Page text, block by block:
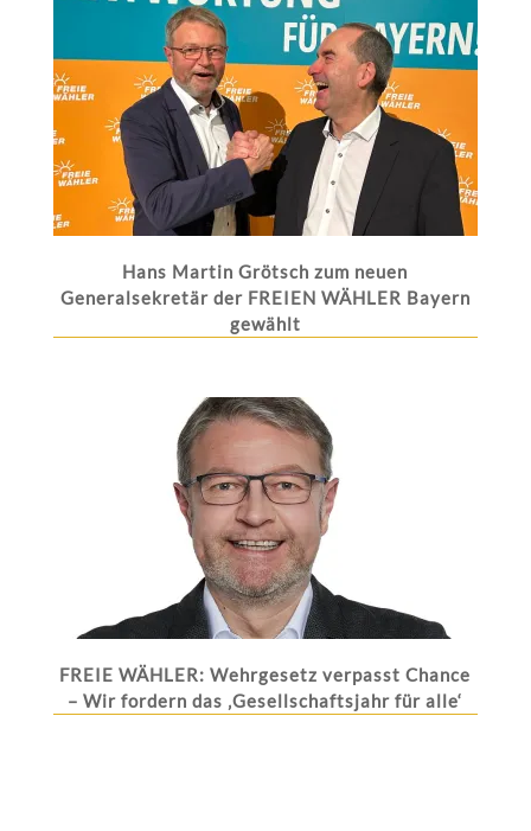
Hans Martin Grötsch zum neuen
Generalsekretär der FREIEN WÄHLER Bayern
gewählt
FREIE WÄHLER: Wehrgesetz verpasst Chance
– Wir fordern das ‚Gesellschaftsjahr für alle‘